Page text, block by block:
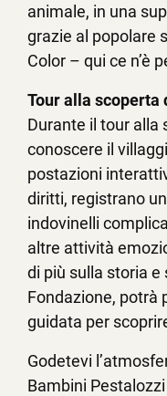
animale, in una
grazie al popolare
Color – qui ce n’è
Tour alla scoperta
Durante il tour alla
conoscere il
postazioni
diritti, registrano
indovinelli
altre attività
di più sulla storia e
Fondazione, potrà
guidata per
Godetevi
Bambini